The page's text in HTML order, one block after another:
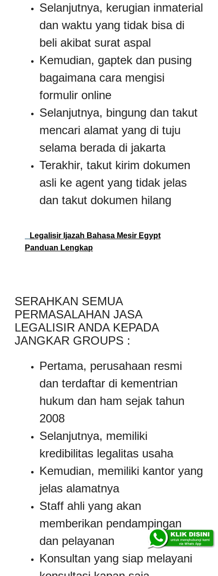
Selanjutnya, kerugian inmaterial
dan waktu yang tidak bisa di
beli akibat surat aspal
Kemudian, gaptek dan pusing
bagaimana cara mengisi
formulir online
Selanjutnya, bingung dan takut
mencari alamat yang di tuju
selama berada di jakarta
Terakhir, takut kirim dokumen
asli ke agent yang tidak jelas
dan takut dokumen hilang
Legalisir Ijazah Bahasa Mesir Egypt
Panduan Lengkap
SERAHKAN SEMUA
PERMASALAHAN JASA
LEGALISIR ANDA KEPADA
JANGKAR GROUPS :
Pertama, perusahaan resmi
dan terdaftar di kementrian
hukum dan ham sejak tahun
2008
Selanjutnya, memiliki
kredibilitas legalitas usaha
Kemudian, memiliki kantor yang
jelas alamatnya
Staff ahli yang akan
memberikan pendampingan
dan pelayanan
Konsultan yang siap melayani